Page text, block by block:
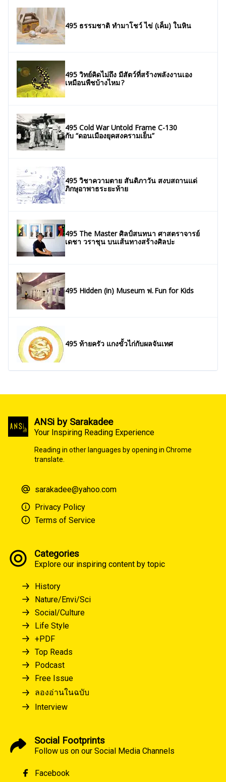
495 ธรรมชาติ ทํามาโชว์ ไข่ (เค็ม) ในหิน
495 วิทย์คิดไม่ถึง มีสัตว์ที่สร้างพลังงานเอง
เหมือนพืชบ้างไหม ?
495 Cold War Untold Frame C-130
กับ “ดอนเมืองยุคสงครามเย็น”
495 วิชาความตาย สันติภาวัน สงบสถานแด่
ภิกษุอาพาธระยะท้าย
495 The Master ศิลป์สนทนา ศาสตราจารย์
เดชา วราชุน บนเส้นทางสร้างศิลปะ
495 Hidden (in) Museum ฟ. Fun for Kids
495 ท้ายครัว แกงขั้วไก่กับผลจันเทศ
ANSi by Sarakadee
Your Inspiring Reading Experience
Reading in other languages by opening in Chrome
translate.
sarakadee@yahoo.com
Privacy Policy
Terms of Service
Categories
Explore our inspiring content by topic
History
Nature/Envi/Sci
Social/Culture
Life Style
+PDF
Top Reads
Podcast
Free Issue
ลองอ่านในฉบับ
Interview
Social Footprints
Follow us on our Social Media Channels
Facebook